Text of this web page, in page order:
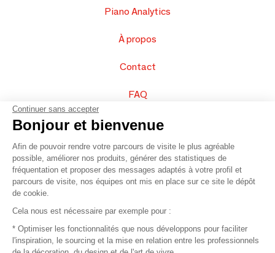
Piano Analytics
À propos
Contact
FAQ
Vendez vos produits
Plan du site
© 2016 –Organisation SAFI
Recrutement
Continuer sans accepter
Bonjour et bienvenue
Afin de pouvoir rendre votre parcours de visite le plus agréable
possible, améliorer nos produits, générer des statistiques de
fréquentation et proposer des messages adaptés à votre profil et
parcours de visite, nos équipes ont mis en place sur ce site le dépôt
de cookie.
Cela nous est nécessaire par exemple pour :
* Optimiser les fonctionnalités que nous développons pour faciliter
l'inspiration, le sourcing et la mise en relation entre les professionnels